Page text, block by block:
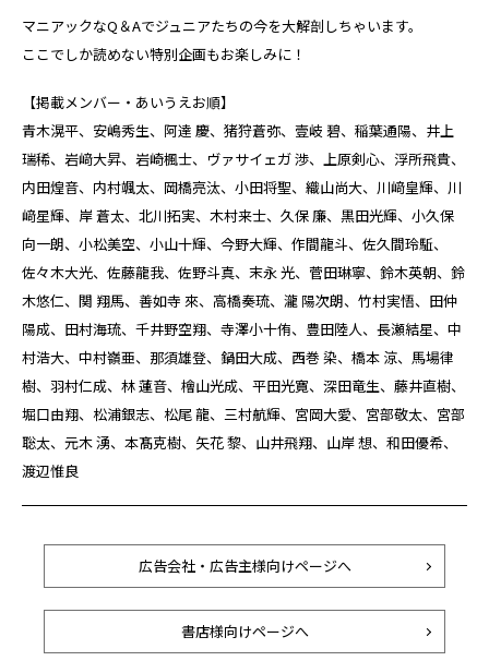
マニアックなQ＆Aでジュニアたちの今を大解剖しちゃいます。
ここでしか読めない特別企画もお楽しみに！
【掲載メンバー・あいうえお順】
青木滉平、安嶋秀生、阿達 慶、猪狩蒼弥、壹岐 碧、稲葉通陽、井上
瑞稀、岩﨑大昇、岩崎楓士、ヴァサイェガ 渉、上原剣心、浮所飛貴、
内田煌音、内村颯太、岡橋亮汰、小田将聖、織山尚大、川﨑皇輝、川
﨑星輝、岸 蒼太、北川拓実、木村来士、久保 廉、黒田光輝、小久保
向一朗、小松美空、小山十輝、今野大輝、作間龍斗、佐久間玲駈、
佐々木大光、佐藤龍我、佐野斗真、末永 光、菅田琳寧、鈴木英朝、鈴
木悠仁、関 翔馬、善如寺 來、高橋奏琉、瀧 陽次朗、竹村実悟、田仲
陽成、田村海琉、千井野空翔、寺澤小十侑、豊田陸人、長瀬結星、中
村浩大、中村嶺亜、那須雄登、鍋田大成、西巻 染、橋本 涼、馬場律
樹、羽村仁成、林 蓮音、檜山光成、平田光寛、深田竜生、藤井直樹、
堀口由翔、松浦銀志、松尾 龍、三村航輝、宮岡大愛、宮部敬太、宮部
聡太、元木 湧、本髙克樹、矢花 黎、山井飛翔、山岸 想、和田優希、
渡辺惟良
広告会社・広告主様向けページへ
書店様向けページへ